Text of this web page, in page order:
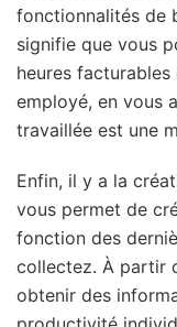
fonctionnalités de
signifie que vous
heures
employé, en vous
travaillée est une
Enfin, il y a la
vous permet de
fonction des
collectez. À partir
obtenir des